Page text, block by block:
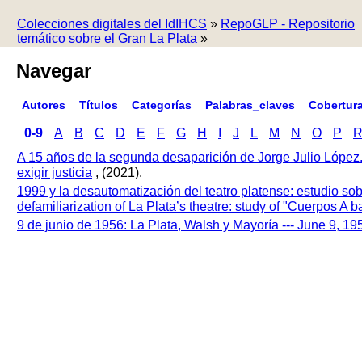
Colecciones digitales del IdIHCS » RepoGLP - Repositorio
temático sobre el Gran La Plata »
Navegar
Autores Títulos Categorías Palabras_claves
0-9 A B C D E F G H J L M N O P
R
A 15 años de la segunda desaparición de Jorge Julio
exigir justicia , (2021).
1999 y la desautomatización del teatro platense: estudio
defamiliarization of La Plata’s theatre: study of "Cuerpos A
9 de junio de 1956: La Plata, Walsh y Mayoría --- June 9,